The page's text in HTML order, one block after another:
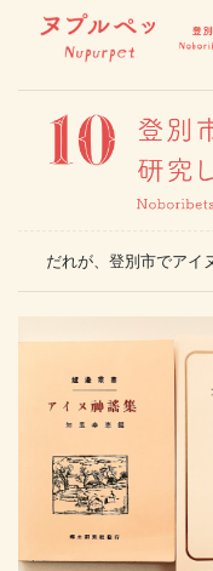
だれが、登別市でアイ